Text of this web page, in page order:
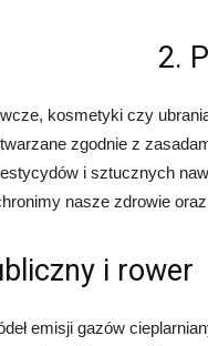
2.
kosmetyki czy
zgodnie z
i sztucznych
nasze zdrowie
i rower
emisji gazów